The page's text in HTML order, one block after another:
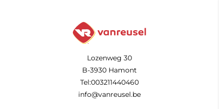
Lozenweg 30
B-3930 Hamont
Tel:003211440460
info@vanreusel.be